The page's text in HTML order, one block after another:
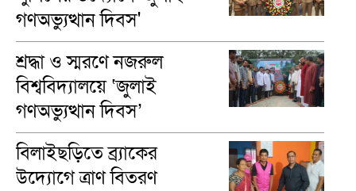
গণঅভ্যুত্থান দিবস'
পালিত
শ্রদ্ধা ও স্মরণে নজরুল
বিশ্ববিদ্যালয়ে ‘জুলাই
গণঅভ্যুত্থান দিবস’
পালিত
বিলাইছড়িতে ব্র্যাকের
উদ্যোগে ত্রাণ বিতরণ